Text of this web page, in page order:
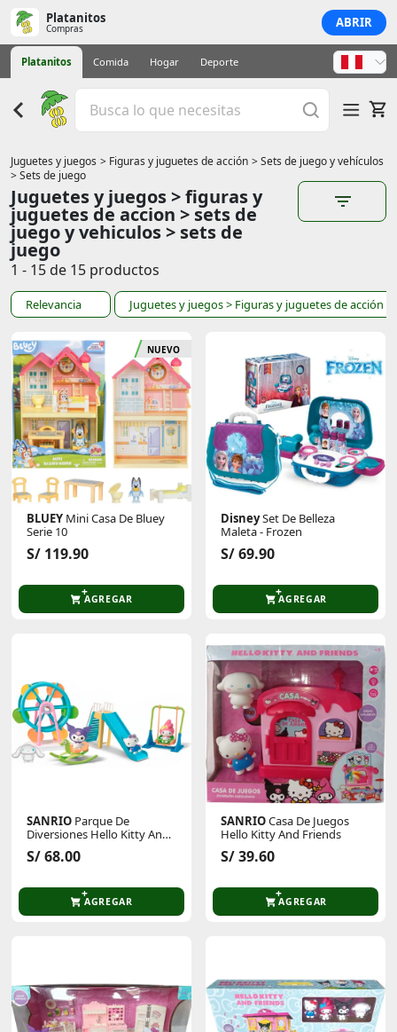
Platanitos
Compras ABRIR
Platanitos Comida Hogar Deporte
Juguetes y juegos > Figuras y juguetes de acción > Sets de juego y vehículos
> Sets de juego
Juguetes y juegos > figuras y
juguetes de accion > sets de
juego y vehiculos > sets de
juego
1 - 15 de 15 productos
Relevancia Juguetes y juegos> Figuras y juguetes de acción
NUEVO
BLUEY Mini Casa De Bluey
Serie 10
S/ 119.90
AGREGAR
DisneySet De Belleza
Maleta - Frozen
S/ 69.90
AGREGAR
SANRIO Parque De
Diversiones Hello Kitty And
S/ 68.00
AGREGAR
SANRIOCasa De Juegos
Hello Kitty And Friends
S/ 39.60
AGREGAR